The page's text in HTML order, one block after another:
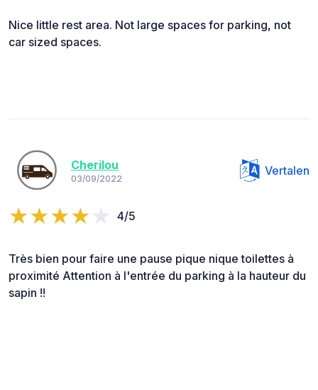
Nice little rest area. Not large spaces for parking, not
car sized spaces.
Cherilou
03/09/2022
Vertalen
4/5
Très bien pour faire une pause pique nique toilettes à
proximité Attention à l'entrée du parking à la hauteur du
sapin !!